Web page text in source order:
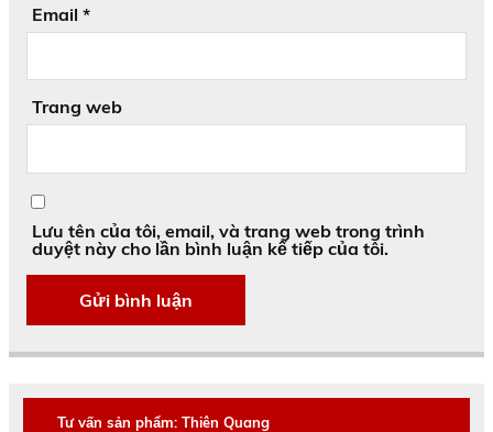
Email *
Trang web
Lưu tên của tôi, email, và trang web trong trình
duyệt này cho lần bình luận kế tiếp của tôi.
Tư vấn sản phẩm: Thiên Quang